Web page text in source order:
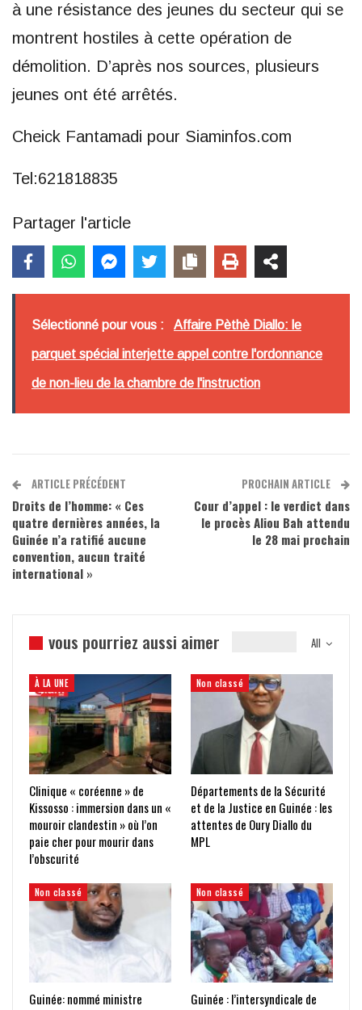
à une résistance des jeunes du secteur qui se
montrent hostiles à cette opération de
démolition. D’après nos sources, plusieurs
jeunes ont été arrêtés.
Cheick Fantamadi pour Siaminfos.com
Tel:621818835
Partager l'article
Sélectionné pour vous : Affaire Pèthè Diallo: le
parquet spécial interjette appel contre l'ordonnance
de non-lieu de la chambre de l'instruction
ARTICLE PRÉCÉDENT
Droits de l’homme: « Ces
quatre dernières années, la
Guinée n’a ratifié aucune
convention, aucun traité
international »
PROCHAIN ARTICLE
Cour d’appel : le verdict dans
le procès Aliou Bah attendu
le 28 mai prochain
All
vous pourriez aussi aimer
À LA UNE
Clinique « coréenne » de
Kissosso : immersion dans un «
mouroir clandestin » où l’on
paie cher pour mourir dans
l’obscurité
Non classé
Départements de la Sécurité
et de la Justice en Guinée : les
attentes de Oury Diallo du
MPL
Non classé
Guinée: nommé ministre
Non classé
Guinée : l’intersyndicale de